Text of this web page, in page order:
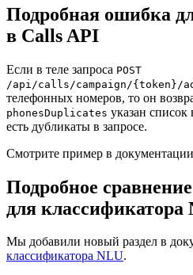
Подробная ошибка
в Calls API
Если в теле запроса POST
/api/calls/campaign/{token}/
телефонных номеров, то он
phonesDuplicates указан
есть дубликаты в запросе.
Смотрите пример в документации
Подробное
для классификатора
Мы добавили новый раздел в
классификатора NLU.